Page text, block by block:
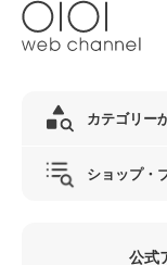
カテゴリー
ショップ・
公式